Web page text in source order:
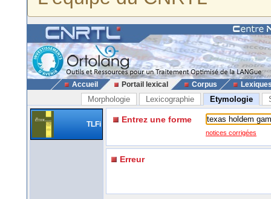
Accueil Portail lexical Corpus
Morphologie Lexicographie Etymologie
TLFi Entrez une forme
notices corrigées
Erreur